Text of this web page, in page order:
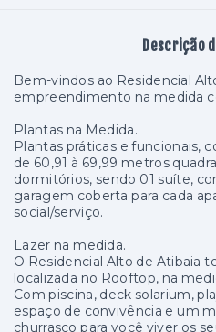
Descrição
Bem-vindos ao Residencial
empreendimento na medida
Plantas na Medida.
Plantas práticas e funcionais,
de 60,91 à 69,99 metros
dormitórios, sendo 01 suíte,
garagem coberta para cada
social/serviço.
Lazer na medida.
O Residencial Alto de Atibaia
localizada no Rooftop, na
Com piscina, deck solarium,
espaço de convivência e um
churrasco para você viver os